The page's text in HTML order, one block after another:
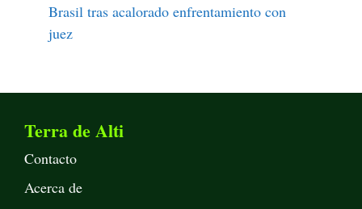
Brasil tras acalorado enfrentamiento con
juez
Terra de Alti
Contacto
Acerca de